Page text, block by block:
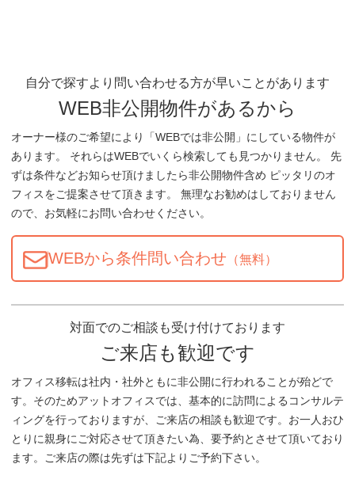
自分で探すより問い合わせる方が早いことがあります
WEB非公開物件があるから
オーナー様のご希望により「WEBでは非公開」にしている物件が
あります。 それらはWEBでいくら検索しても見つかりません。 先
ずは条件などお知らせ頂けましたら非公開物件含め ピッタリのオ
フィスをご提案させて頂きます。 無理なお勧めはしておりません
ので、お気軽にお問い合わせください。
WEBから条件問い合わせ （無料）
対面でのご相談も受け付けております
ご来店も歓迎です
オフィス移転は社内・社外ともに非公開に行われることが殆どで
す。そのためアットオフィスでは、基本的に訪問によるコンサルテ
ィングを行っておりますが、ご来店の相談も歓迎です。お一人おひ
とりに親身にご対応させて頂きたい為、要予約とさせて頂いており
ます。ご来店の際は先ずは下記よりご予約下さい。